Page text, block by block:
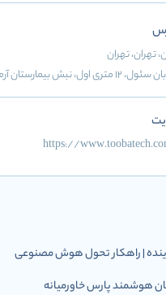
، تهران، تهران
اول، نبش بیمارستان آرمان، پلاک ۱، واحد ۱
https://
| راهکار تحول هوش مصنوعی
هوشمند پارس خاورمیانه